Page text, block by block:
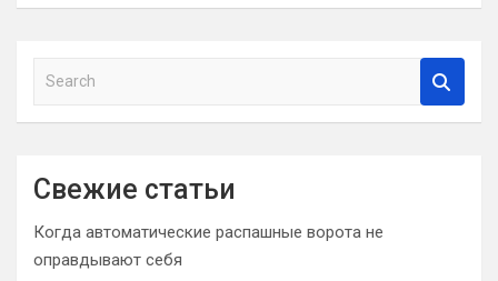
a
c
Свежие статьи
Когда автоматические распашные ворота не
оправдывают себя